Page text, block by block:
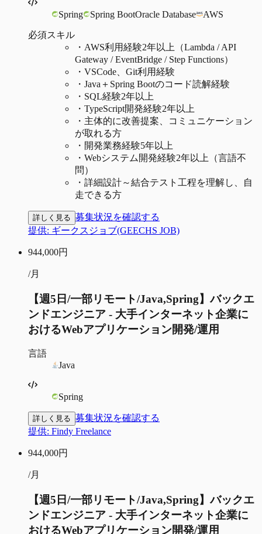
Spring Spring BootOracle Database AWS
必須スキル
・ AWS利用経験2年以上（Lambda / API
Gateway / EventBridge / Step Functions）
・ VSCode、Git利用経験
・ Java＋Spring Bootのコード読解経験
・ SQL経験2年以上
・ TypeScript開発経験2年以上
・ 主体的に改善提案、コミュニケーション
が取れる方
・ 開発業務経験5年以上
・ Webシステム開発経験2年以上（言語不
問）
・ 詳細設計～結合テスト工程を理解し、自
走できる方
詳しく見る 募集状況を確認する
提供: ギークスジョブ(GEECHS JOB)
944,000円
/月
【週5日/一部リモート/Java,Spring】バックエ
ンドエンジニア - 大手インターネット企業に
おけるWebアプリケーション開発/運用
言語
Java
Spring
詳しく見る 募集状況を確認する
提供: Findy Freelance
944,000円
/月
【週5日/一部リモート/Java,Spring】バックエ
ンドエンジニア - 大手インターネット企業に
おけるWebアプリケーション開発/運用